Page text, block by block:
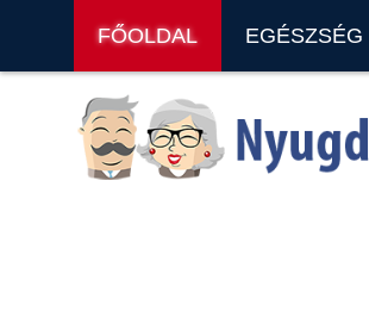
FŐOLDAL EGÉSZSÉG